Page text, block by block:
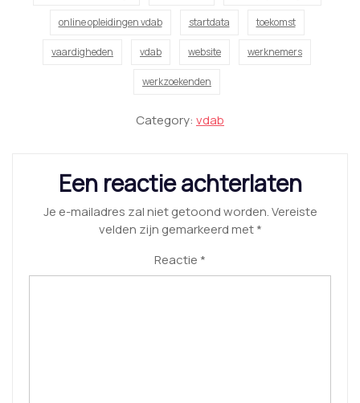
online opleidingen vdab startdata toekomst
vaardigheden vdab website werknemers
werkzoekenden
Category: vdab
Een reactie achterlaten
Je e-mailadres zal niet getoond worden.Vereiste
velden zijn gemarkeerd met*
Reactie *